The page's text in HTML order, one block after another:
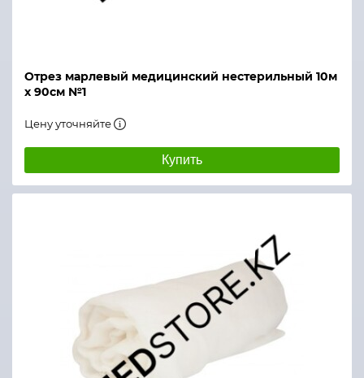
Отрез марлевый медицинский нестерильный 10м
х 90см №1
Цену уточняйте
Купить